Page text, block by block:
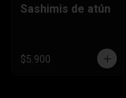
Sashimis de atún
$5.900